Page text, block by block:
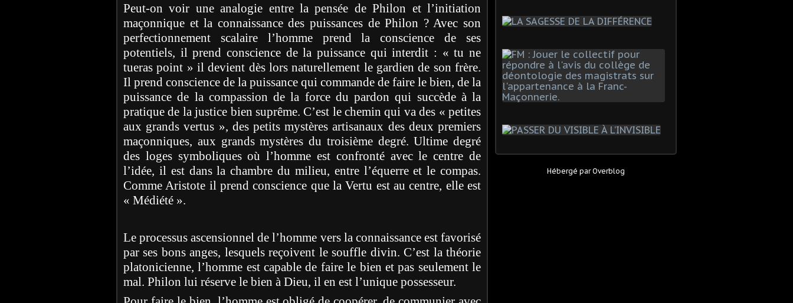
Peut-on voir une analogie entre la pensée de Philon et l’initiation
maçonnique et la connaissance des puissances de Philon ? Avec son
perfectionnement scalaire l’homme prend la conscience de ses
potentiels, il prend conscience de la puissance qui interdit : « tu ne
tueras point » il devient dès lors naturellement le gardien de son frère.
Il prend conscience de la puissance qui commande de faire le bien, de la
puissance de la compassion de la force du pardon qui succède à la
pratique de la justice bien suprême. C’est le chemin qui va des « petites
aux grands vertus », des petits mystères artisanaux des deux premiers
maçonniques, aux grands mystères du troisième degré. Ultime degré
des loges symboliques où l’homme est confronté avec le centre de
l’idée, il est dans la chambre du milieu, entre l’équerre et le compas.
Comme Aristote il prend conscience que la Vertu est au centre, elle est
« Médiété ».
Le processus ascensionnel de l’homme vers la connaissance est favorisé
par ses bons anges, lesquels reçoivent le souffle divin. C’est la théorie
platonicienne, l’homme est capable de faire le bien et pas seulement le
mal. Philon lui réserve le bien à Dieu, il en est l’unique possesseur.
Hébergé parOverblog